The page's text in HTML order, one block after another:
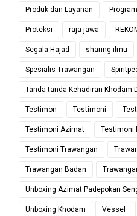
Produk dan Layanan
Proteksi raja jawa
Segala Hajad sharing ilmu
Spesialis Trawangan
Tanda-tanda Kehadiran Khodam
Testimon Testimoni
Testimoni Azimat Testimoni
Testimoni Trawangan
Trawangan Badan
Unboxing Azimat Padepokan
Unboxing Khodam Vessel